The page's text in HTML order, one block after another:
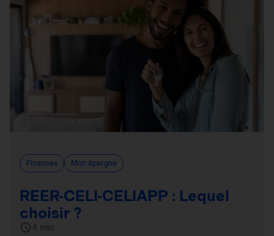
Finances Mon épargne
REER-CELI-CELIAPP : Lequel
choisir ?
4 min